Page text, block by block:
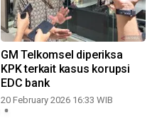
GM Telkomsel diperiksa
KPK terkait kasus korupsi
EDC bank
20 February 2026 16:33 WIB